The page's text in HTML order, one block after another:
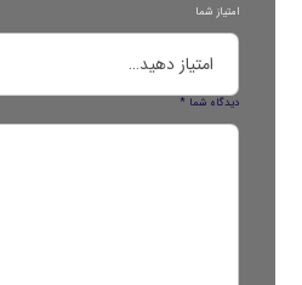
امتیاز شما
دیدگاه شما*